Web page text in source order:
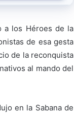
a los Héroes de la
de esa gesta
de la reconquista
al mando del
en la Sabana de